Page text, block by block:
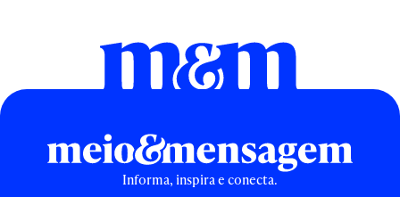
Informa, inspira e conecta.